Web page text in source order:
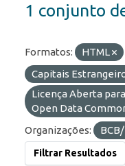
1 conjunto
Formatos: HTML
Capitais
Licença Aberta
Open Data
Organizações:
Filtrar Resultados